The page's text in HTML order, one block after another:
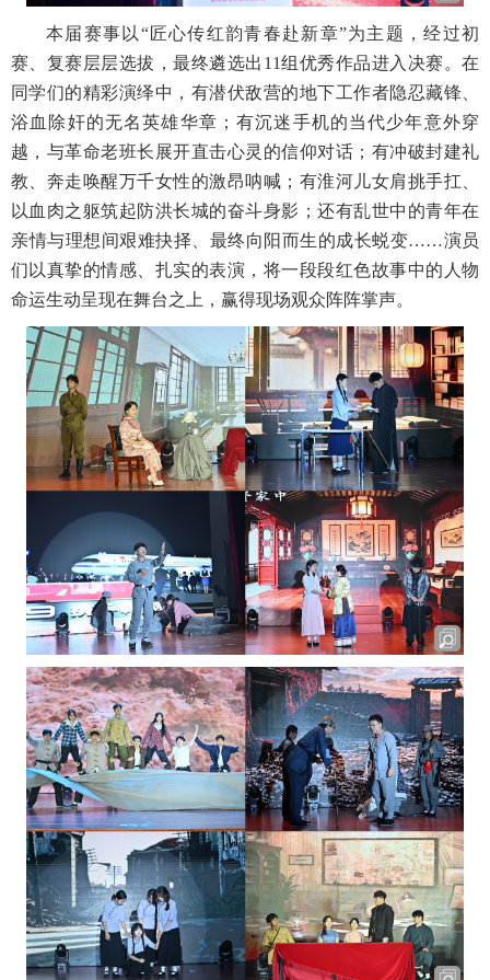
本届赛事以“匠心传红韵青春赴新章”为主题，经过初
赛、复赛层层选拔，最终遴选出11组优秀作品进入决赛。在
同学们的精彩演绎中，有潜伏敌营的地下工作者隐忍藏锋、
浴血除奸的无名英雄华章；有沉迷手机的当代少年意外穿
越，与革命老班长展开直击心灵的信仰对话；有冲破封建礼
教、奔走唤醒万千女性的激昂呐喊；有淮河儿女肩挑手扛、
以血肉之躯筑起防洪长城的奋斗身影；还有乱世中的青年在
亲情与理想间艰难抉择、最终向阳而生的成长蜕变……演员
们以真挚的情感、扎实的表演，将一段段红色故事中的人物
命运生动呈现在舞台之上，赢得现场观众阵阵掌声。